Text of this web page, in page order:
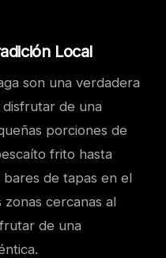
Local
son una verdadera
disfrutar de una
porciones de
frito hasta
bares de tapas en el
cercanas al
de una